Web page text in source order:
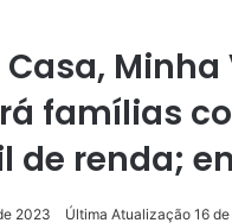
Minha
famílias
de renda;
2023 Última Atualização 16